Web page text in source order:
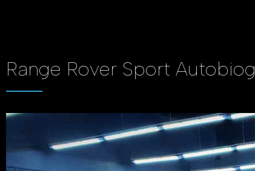
Range Rover Sport